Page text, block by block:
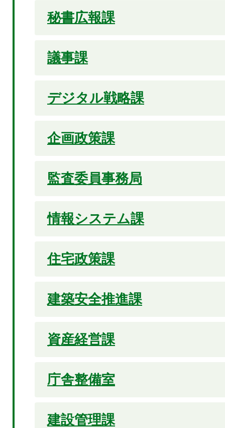
秘書広報課
議事課
デジタル戦略課
企画政策課
監査委員事務局
情報システム課
住宅政策課
建築安全推進課
資産経営課
庁舎整備室
建設管理課